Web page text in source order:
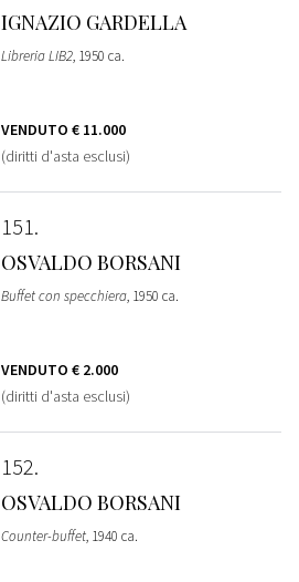
IGNAZIO GARDELLA
Libreria LIB2, 1950 ca.
VENDUTO € 11.000
(diritti d'asta esclusi)
151
OSVALDO BORSANI
Buffet con specchiera, 1950 ca.
VENDUTO € 2.000
(diritti d'asta esclusi)
152
OSVALDO BORSANI
Counter-buffet, 1940 ca.